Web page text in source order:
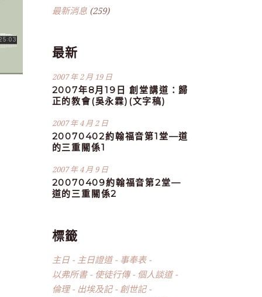
最新消息(259)
最新
2007 年 2 月 19 日
2007年8月19日 創堂講道：歸
正的教會(吳永霖)(文字稿)
2007 年 4 月 2 日
20070402約翰福音第1堂—道
的三重關係1
2007 年 4 月 9 日
20070409約翰福音第2堂—
道的三重關係2
標籤
主日 主日證道
事奉表
以弗所書
使徒行傳
個人談道
倫理
出埃及記
創世記